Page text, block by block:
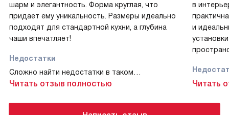
шарм и элегантность. Форма круглая, что
придает ему уникальность. Размеры идеально
подходят для стандартной кухни, а глубина
чаши впечатляет!
Недостатки
Сложно найти недостатки в таком
качественном изделии!
Комментарий
Читать отзыв полностью
в
и
Я не
Читать